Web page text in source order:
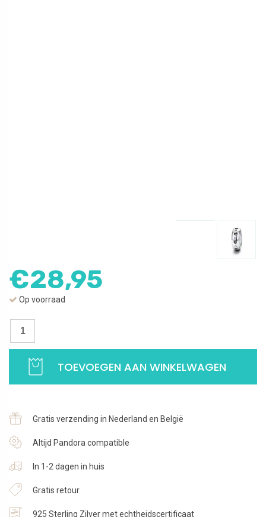
€28,95
Op voorraad
Spacer
slip
925
Sterling
aantal
TOEVOEGEN AAN WINKELWAGEN
Gratis verzending in Nederland en België
Altijd Pandora compatible
In 1-2 dagen in huis
Gratis retour
925 Sterling Zilver met echtheidscertificaat